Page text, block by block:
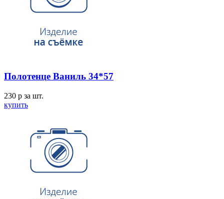
Полотенце Ваниль 34*57
230 p за шт.
купить